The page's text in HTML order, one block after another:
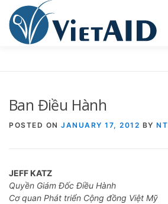
content
TRUNG TÂM CỘNG ĐỒNG
Ban Điều Hành
POSTED ON JANUARY 17, 2012 BY NT
JEFF KATZ
Quyền Giám Đốc Điều Hành
Cơ quan Phát triển Cộng đồng Việt Mỹ